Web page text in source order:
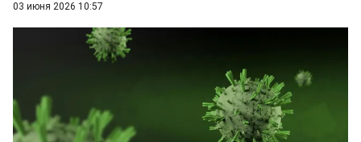
03 июня 2026 10:57